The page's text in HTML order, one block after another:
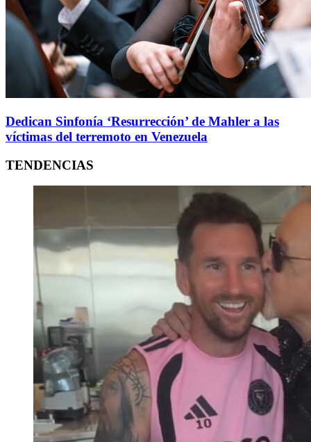
Dedican Sinfonía ‘Resurrección’ de Mahler a las
víctimas del terremoto en Venezuela
TENDENCIAS